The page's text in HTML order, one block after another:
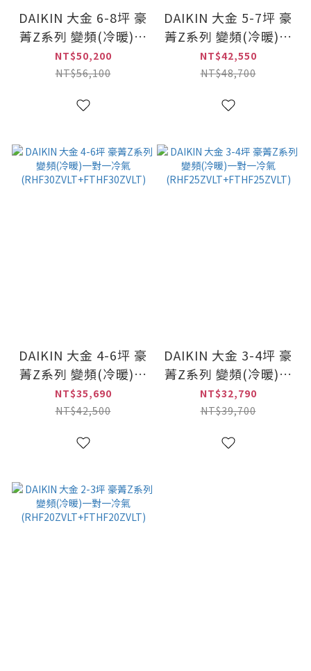
DAIKIN 大金 6-8坪 豪
菁Z系列 變頻(冷暖)一
對一冷氣
(RHF50ZVLT+FTHF50ZVLT)
NT$50,200
NT$56,100
DAIKIN 大金 5-7坪 豪
菁Z系列 變頻(冷暖)一
對一冷氣
NT$42,550
NT$48,700
DAIKIN 大金 4-6坪 豪
菁Z系列 變頻(冷暖)一
對一冷氣
(RHF30ZVLT+FTHF30ZVLT)
NT$35,690
NT$42,500
DAIKIN 大金 3-4坪 豪
菁Z系列 變頻(冷暖)一
對一冷氣
NT$32,790
NT$39,700